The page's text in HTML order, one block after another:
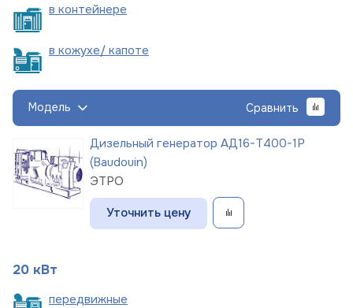
в контейнере
в кожухе/ капоте
Модель Сравнить
Дизельный генератор АД16-Т400-1Р
(Baudouin)
ЭТРО
Уточнить цену
20 кВт
передвижные